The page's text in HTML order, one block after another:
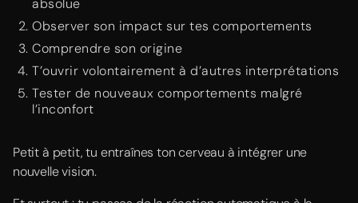
absolue
Observer son impact sur tes comportements
Comprendre son origine
T’ouvrir volontairement à d’autres interprétations
Tester de nouveaux comportements malgré
l’inconfort
Petit à petit, tu entraînes ton cerveau à intégrer une
nouvelle vision.